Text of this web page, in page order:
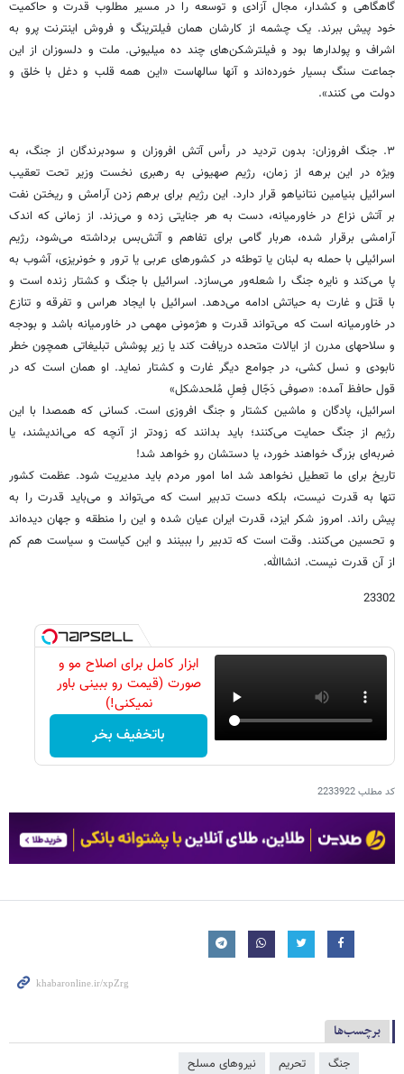
گاهگاهی و کشدار، مجال آزادی و توسعه را در مسیر مطلوب قدرت و حاکمیت
خود پیش ببرند. یک چشمه از کارشان همان فیلترینگ و فروش اینترنت پرو به
اشراف و پولدارها بود و فیلترشکن‌های چند ده میلیونی. ملت و دلسوزان از این
جماعت سنگ بسیار خورده‌اند و آنها سالهاست «این همه قلب و دغل با خلق و
دولت می کنند».
۳. جنگ افروزان: بدون تردید در رأس آتش افروزان و سودبرندگان از جنگ، به
ویژه در این برهه از زمان، رژیم صهیونی به رهبری نخست وزیر تحت تعقیب
اسرائیل بنیامین نتانیاهو قرار دارد. این رژیم برای برهم زدن آرامش و ریختن نفت
بر آتش نزاع در خاورمیانه، دست به هر جنایتی زده و می‌زند. از زمانی که اندک
آرامشی برقرار شده، هربار گامی برای تفاهم و آتش‌بس برداشته می‌شود، رژیم
اسرائیلی با حمله به لبنان یا توطئه در کشورهای عربی یا ترور و خونریزی، آشوب به
پا می‌کند و نایره جنگ را شعله‌ور می‌سازد. اسرائیل با جنگ و کشتار زنده است و
با قتل و غارت به حیاتش ادامه می‌دهد. اسرائیل با ایجاد هراس و تفرقه و تنازع
در خاورمیانه است که می‌تواند قدرت و هژمونی مهمی در خاورمیانه باشد و بودجه
و سلاحهای مدرن از ایالات متحده دریافت کند یا زیر پوشش تبلیغاتی همچون خطر
نابودی و نسل کشی، در جوامع دیگر غارت و کشتار نماید. او همان است که در
قول حافظ آمده: «صوفی دَجّال فِعلِ مُلحدشکل»
اسرائیل، پادگان و ماشین کشتار و جنگ افروزی است. کسانی که همصدا با این
رژیم از جنگ حمایت می‌کنند؛ باید بدانند که زودتر از آنچه که می‌اندیشند، یا
ضربه‌ای بزرگ خواهند خورد، یا دستشان رو خواهد شد!
تاریخ برای ما تعطیل نخواهد شد اما امور مردم باید مدیریت شود. عظمت کشور
تنها به قدرت نیست، بلکه دست تدبیر است که می‌تواند و می‌باید قدرت را به
پیش راند. امروز شکر ایزد، قدرت ایران عیان شده و این را منطقه و جهان دیده‌اند
و تحسین می‌کنند. وقت است که تدبیر را ببینند و این کیاست و سیاست هم کم
از آن قدرت نیست. انشاالله.
23302
ابزار کامل برای اصلاح مو و
صورت (قیمت رو ببینی باور
نمیکنی!)
باتخفیف بخر
کد مطلب2233922
برچسب‌ها
جنگ تحریم نیروهای مسلح